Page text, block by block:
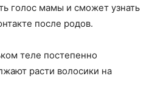
голос мамы и сможет узнать
после родов.
теле постепенно
расти волосики на